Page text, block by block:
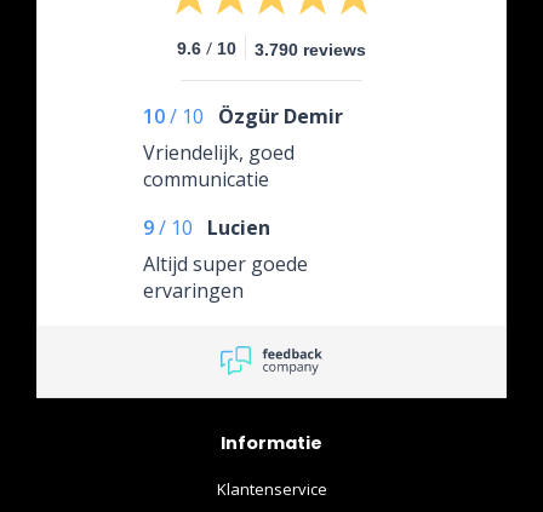
9.6 / 10 3.790 reviews
10/ 10
Özgür Demir
Vriendelijk, goed
communicatie
9/ 10
Lucien
Altijd super goede
ervaringen
Informatie
Klantenservice